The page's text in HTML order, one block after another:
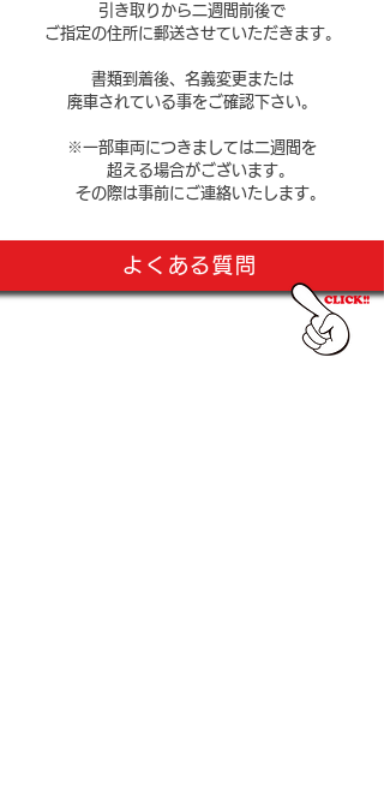
引き取りから二週間前後で
ご指定の住所に郵送させていただきます。
書類到着後、名義変更または
廃車されている事をご確認下さい。
​※一部車両につきましては二週間を
超える場合がございます。
その際は事前にご連絡いたします。
よくある質問